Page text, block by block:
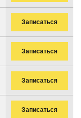
Записаться
Записаться
Записаться
Записаться